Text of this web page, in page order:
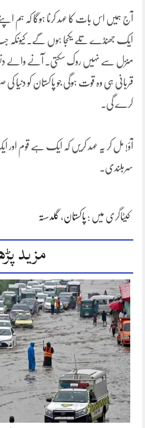
آج ہمیں اس بات کا عہد کرنا ہوگا کہ ہم
ایک جھنڈے تلے یکجا ہوں گے۔ کیونکہ
منزل سے نہیں روک سکتی۔ آنے والے
قربانی ہی وہ قوت ہوگی جو پاکستان کو
کرے گی۔
آؤ! مل کر یہ عہد کریں کہ ایک ہے قوم
سربلندی۔
کیٹاگری میں : پاکستان، گلدستہ
مزید